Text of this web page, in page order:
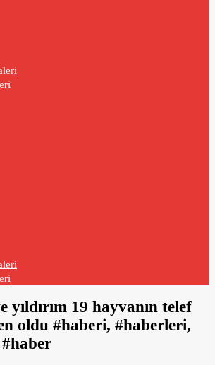
yıldırım 19 hayvanın telef
oldu #haberi, #haberleri,